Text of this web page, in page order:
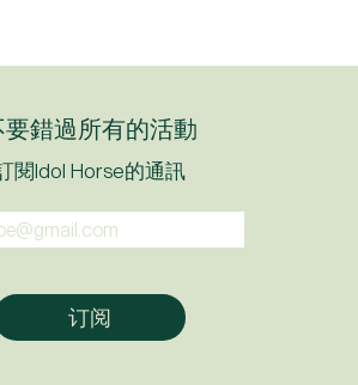
錯過所有的活動
閱Idol Horse的通訊